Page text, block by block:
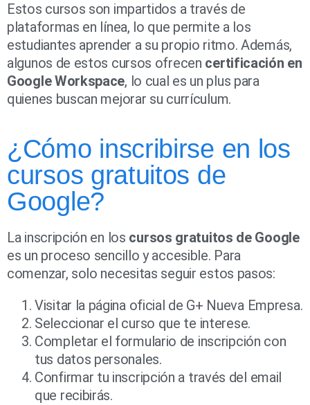
Estos cursos son impartidos a través de
plataformas en línea, lo que permite a los
estudiantes aprender a su propio ritmo. Además,
algunos de estos cursos ofrecen certificación en
Google Workspace, lo cual es un plus para
quienes buscan mejorar su currículum.
¿Cómo inscribirse en los
cursos gratuitos de
Google?
La inscripción en los cursos gratuitos de Google
es un proceso sencillo y accesible. Para
comenzar, solo necesitas seguir estos pasos:
Visitar la página oficial de G+ Nueva Empresa.
Seleccionar el curso que te interese.
Completar el formulario de inscripción con
tus datos personales.
Confirmar tu inscripción a través del email
que recibirás.